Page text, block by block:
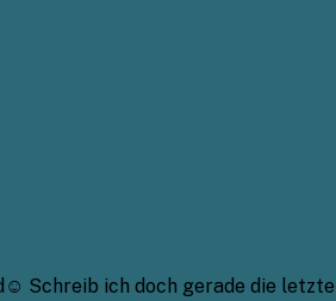
Schreib ich doch gerade die